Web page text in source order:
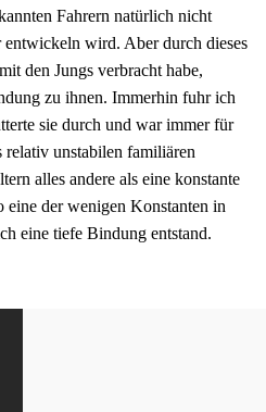
Fahrern natürlich nicht
wird. Aber durch dieses
den Jungs verbracht habe,
zu ihnen. Immerhin fuhr ich
sie durch und war immer für
relativ unstabilen familiären
alles andere als eine konstante
der wenigen Konstanten in
eine tiefe Bindung entstand.